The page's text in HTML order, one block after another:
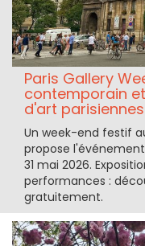
Paris Gallery
contemporain
d'art parisiennes
Un week-end festif
propose
31 mai 2026.
performances :
gratuitement.